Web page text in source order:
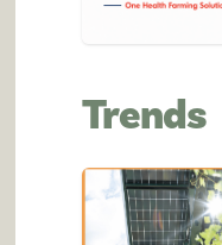
Trends